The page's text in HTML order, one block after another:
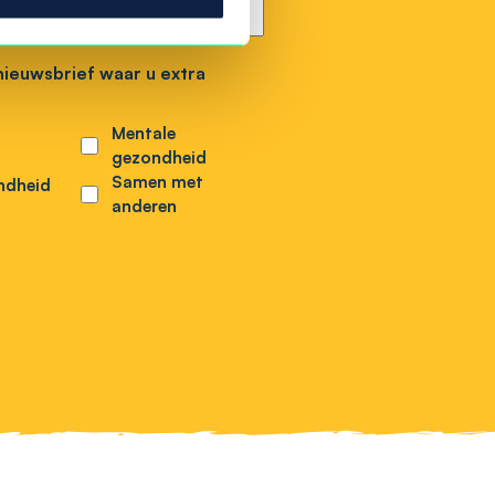
waar u extra
Mentale
gezondheid
Samen met
anderen